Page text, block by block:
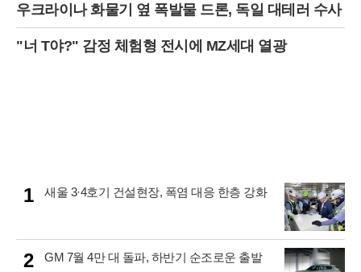
우크라이나 화물기 옆 폭발물 드론, 독일 대테러 수사
"너 T야?" 감정 체험형 전시에 MZ세대 열광
1 새울 3·4호기 건설현장, 폭염 대응 한층 강화
2 GM 7월 4만 대 돌파, 하반기 순조로운 출발